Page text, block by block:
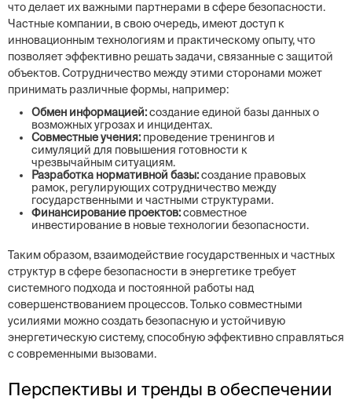
что делает их важными партнерами в сфере безопасности.
Частные компании, в свою очередь, имеют доступ к
инновационным технологиям и практическому опыту, что
позволяет эффективно решать задачи, связанные с защитой
объектов. Сотрудничество между этими сторонами может
принимать различные формы, например:
Обмен информацией:создание единой базы данных о
возможных угрозах и инцидентах.
Совместные учения: проведение тренингов и
симуляций для повышения готовности к
чрезвычайным ситуациям.
Разработка нормативной базы:создание правовых
рамок, регулирующих сотрудничество между
государственными и частными структурами.
Финансирование проектов:совместное
инвестирование в новые технологии безопасности.
Таким образом, взаимодействие государственных и частных
структур в сфере безопасности в энергетике требует
системного подхода и постоянной работы над
совершенствованием процессов. Только совместными
усилиями можно создать безопасную и устойчивую
энергетическую систему, способную эффективно справляться
с современными вызовами.
Перспективы и тренды в обеспечении